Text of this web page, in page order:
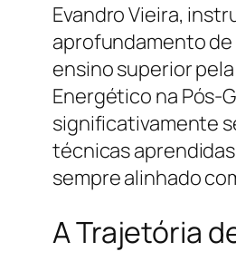
Evandro Vieira,
aprofundamento
ensino superior
Energético na Pós-
significativamente
técnicas
sempre alinhado
A Trajetória